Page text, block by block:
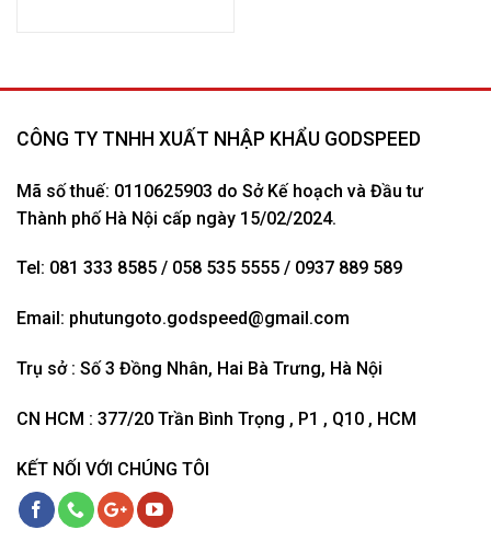
CÔNG TY TNHH XUẤT NHẬP KHẨU GODSPEED
Mã số thuế: 0110625903 do Sở Kế hoạch và Đầu tư
Thành phố Hà Nội cấp ngày 15/02/2024.
Tel: 081 333 8585 / 058 535 5555 / 0937 889 589
Email: phutungoto.godspeed@gmail.com
Trụ sở : Số 3 Đồng Nhân, Hai Bà Trưng, Hà Nội
CN HCM : 377/20 Trần Bình Trọng , P1 , Q10 , HCM
KẾT NỐI VỚI CHÚNG TÔI